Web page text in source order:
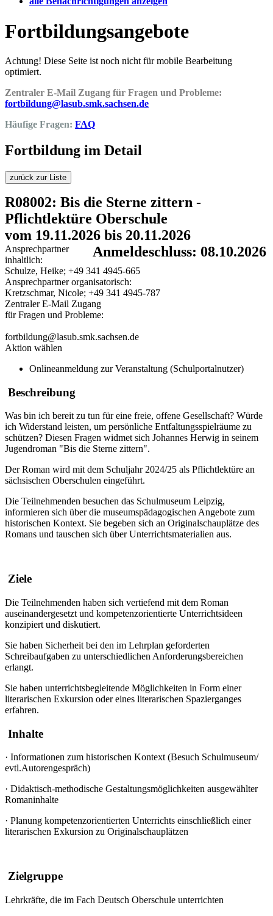
Fortbildungsangebote
Achtung! Diese Seite ist noch nicht für mobile Bearbeitung
optimiert.
Zentraler E-Mail Zugang für Fragen und Probleme:
fortbildung@lasub.smk.sachsen.de
Häufige Fragen: FAQ
Fortbildung im Detail
zurück zur Liste
R08002: Bis die Sterne zittern -
Pflichtlektüre Oberschule
vom 19.11.2026 bis 20.11.2026
Anmeldeschluss: 08.10.2026
Ansprechpartner
inhaltlich:
Schulze, Heike; +49 341 4945-665
Ansprechpartner organisatorisch:
Kretzschmar, Nicole; +49 341 4945-787
Zentraler E-Mail Zugang
für Fragen und Probleme:
fortbildung@lasub.smk.sachsen.de
Aktion wählen
Onlineanmeldung zur Veranstaltung (Schulportalnutzer)
Beschreibung
Was bin ich bereit zu tun für eine freie, offene Gesellschaft? Würde
ich Widerstand leisten, um persönliche Entfaltungsspielräume zu
schützen? Diesen Fragen widmet sich Johannes Herwig in seinem
Jugendroman "Bis die Sterne zittern".
Der Roman wird mit dem Schuljahr 2024/25 als Pflichtlektüre an
sächsischen Oberschulen eingeführt.
Die Teilnehmenden besuchen das Schulmuseum Leipzig,
informieren sich über die museumspädagogischen Angebote zum
historischen Kontext. Sie begeben sich an Originalschauplätze des
Romans und tauschen sich über Unterrichtsmaterialien aus.
Ziele
Die Teilnehmenden haben sich vertiefend mit dem Roman
auseinandergesetzt und kompetenzorientierte Unterrichtsideen
konzipiert und diskutiert.
Sie haben Sicherheit bei den im Lehrplan geforderten
Schreibaufgaben zu unterschiedlichen Anforderungsbereichen
erlangt.
Sie haben unterrichtsbegleitende Möglichkeiten in Form einer
literarischen Exkursion oder eines literarischen Spazierganges
erfahren.
Inhalte
· Informationen zum historischen Kontext (Besuch Schulmuseum/
evtl.Autorengespräch)
· Didaktisch-methodische Gestaltungsmöglichkeiten ausgewählter
Romaninhalte
· Planung kompetenzorientierten Unterrichts einschließlich einer
literarischen Exkursion zu Originalschauplätzen
Zielgruppe
Lehrkräfte, die im Fach Deutsch Oberschule unterrichten